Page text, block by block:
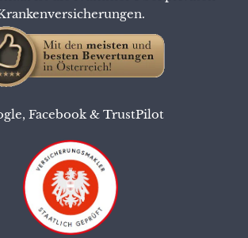
, Facebook& TrustPilot